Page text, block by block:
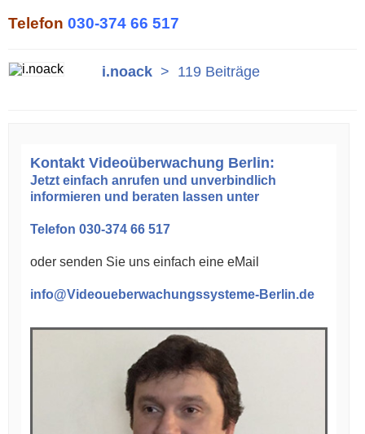
Telefon 030-374 66 517
i.noack > 119 Beiträge
Kontakt Videoüberwachung Berlin:
Jetzt einfach anrufen und unverbindlich
informieren und beraten lassen unter
Telefon 030-374 66 517
oder senden Sie uns einfach eine eMail
info@Videoueberwachungssysteme-Berlin.de